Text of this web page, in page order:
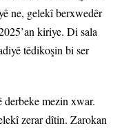
ne, gelekî berxwedêr
kiriye. Di sala
têdikoşin bi ser
mezin xwar.
zerar dîtin. Zarokan